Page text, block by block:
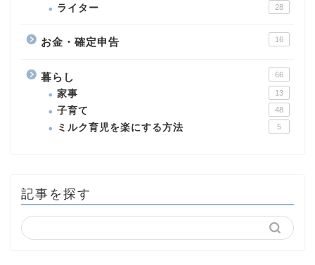
ライター 28
お金・確定申告 16
暮らし 66
家事 13
子育て 48
ミルク育児を楽にする方法 5
記事を探す